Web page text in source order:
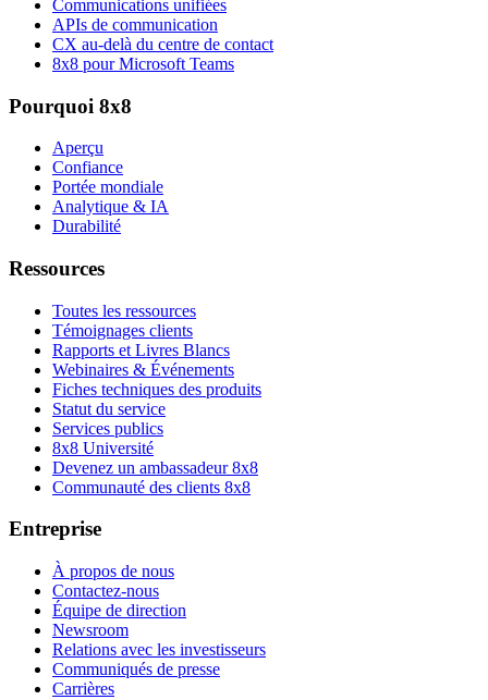
Communications unifiées
APIs de communication
CX au-delà du centre de contact
8x8 pour Microsoft Teams
Pourquoi 8x8
Aperçu
Confiance
Portée mondiale
Analytique & IA
Durabilité
Ressources
Toutes les ressources
Témoignages clients
Rapports et Livres Blancs
Webinaires & Événements
Fiches techniques des produits
Statut du service
Services publics
8x8 Université
Devenez un ambassadeur 8x8
Communauté des clients 8x8
Entreprise
À propos de nous
Contactez-nous
Équipe de direction
Newsroom
Relations avec les investisseurs
Communiqués de presse
Carrières